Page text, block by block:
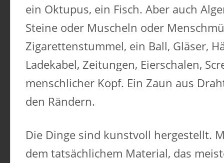
ein Oktupus, ein Fisch. Aber auch
Steine oder Muscheln oder
Zigarettenstummel, ein Ball, Gläser,
Ladekabel, Zeitungen, Eierschalen,
menschlicher Kopf. Ein Zaun aus
den Rändern.
Die Dinge sind kunstvoll hergestellt.
dem tatsächlichem Material, das